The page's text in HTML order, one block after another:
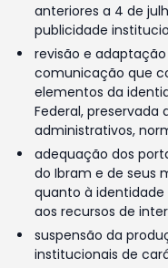
anteriores a 4 de
publicidade
revisão e
comunicação que
elementos da
Federal,
administrativos,
adequação dos
do Ibram e de seus
quanto à identidade
aos recursos de
suspensão da
institucionais de